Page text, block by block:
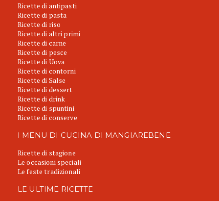
Ricette di antipasti
Ricette di pasta
Ricette di riso
Ricette di altri primi
Ricette di carne
Ricette di pesce
Ricette di Uova
Ricette di contorni
Ricette di Salse
Ricette di dessert
Ricette di drink
Ricette di spuntini
Ricette di conserve
I MENU DI CUCINA DI MANGIAREBENE
Ricette di stagione
Le occasioni speciali
Le feste tradizionali
LE ULTIME RICETTE